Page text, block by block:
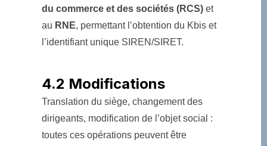
du commerce et des sociétés (RCS) et
au RNE, permettant l’obtention du Kbis et
l’identifiant unique SIREN/SIRET.
4.2 Modifications
Translation du siège, changement des
dirigeants, modification de l’objet social :
toutes ces opérations peuvent être